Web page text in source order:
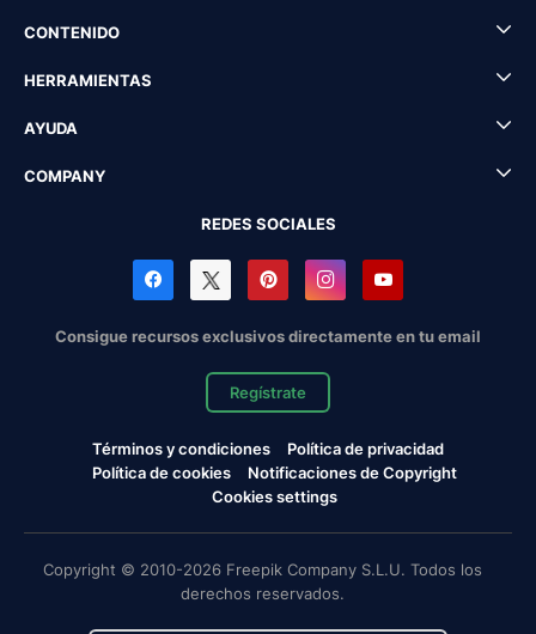
CONTENIDO
HERRAMIENTAS
AYUDA
COMPANY
REDES SOCIALES
Consigue recursos exclusivos directamente en tu email
Regístrate
Términos y condiciones
Política de privacidad
Política de cookies
Notificaciones de Copyright
Cookies settings
Copyright © 2010-2026 Freepik Company S.L.U. Todos los
derechos reservados.